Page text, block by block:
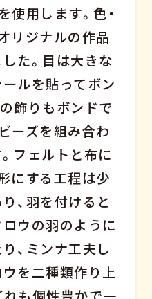
使用します。色・
リジナルの作品
た。目は大きな
ルを貼ってボン
飾りもボンドで
ーズを組み合わ
フェルトと布に
にする工程は少
、羽を付けると
ウの羽のように
、ミンナ工夫し
を二種類作り上